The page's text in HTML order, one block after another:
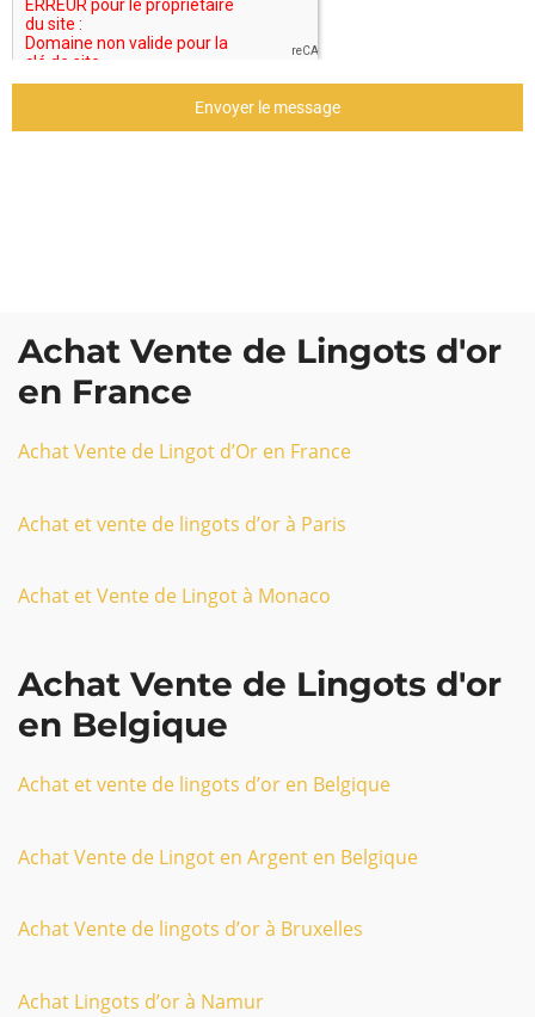
Envoyer le message
Achat Vente de Lingots d'or
en France
Achat Vente de Lingot d’Or en France
Achat et vente de lingots d’or à Paris
Achat et Vente de Lingot à Monaco
Achat Vente de Lingots d'or
en Belgique
Achat et vente de lingots d’or en Belgique
Achat Vente de Lingot en Argent en Belgique
Achat Vente de lingots d’or à Bruxelles
Achat Lingots d’or à Namur